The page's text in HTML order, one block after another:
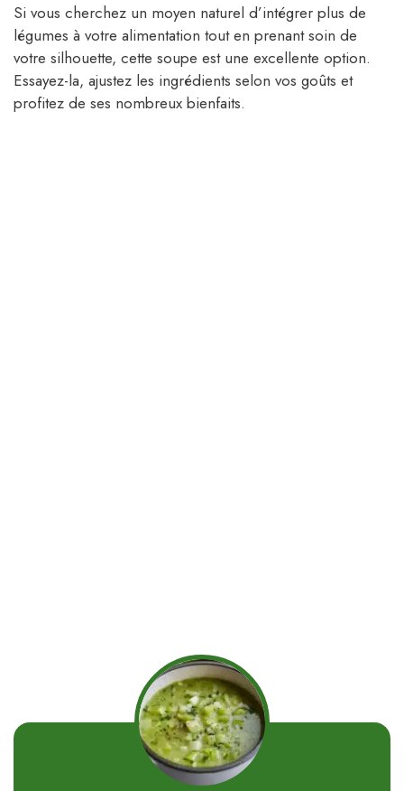
Si vous cherchez un moyen naturel d’intégrer plus de
légumes à votre alimentation tout en prenant soin de
votre silhouette, cette soupe est une excellente option.
Essayez-la, ajustez les ingrédients selon vos goûts et
profitez de ses nombreux bienfaits.